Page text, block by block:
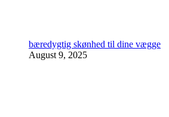
bæredygtig skønhed til dine vægge
August 9, 2025